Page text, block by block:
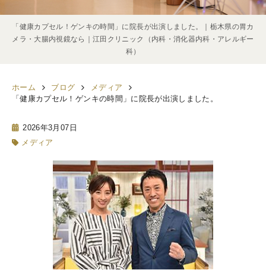
「健康カプセル！ゲンキの時間」に院長が出演しました。｜栃木県の胃カ
メラ・大腸内視鏡なら｜江田クリニック（内科・消化器内科・アレルギー
科）
ホーム ブログ
メディア
「健康カプセル！ゲンキの時間」に院長が出演しました。
2026年3月07日
メディア